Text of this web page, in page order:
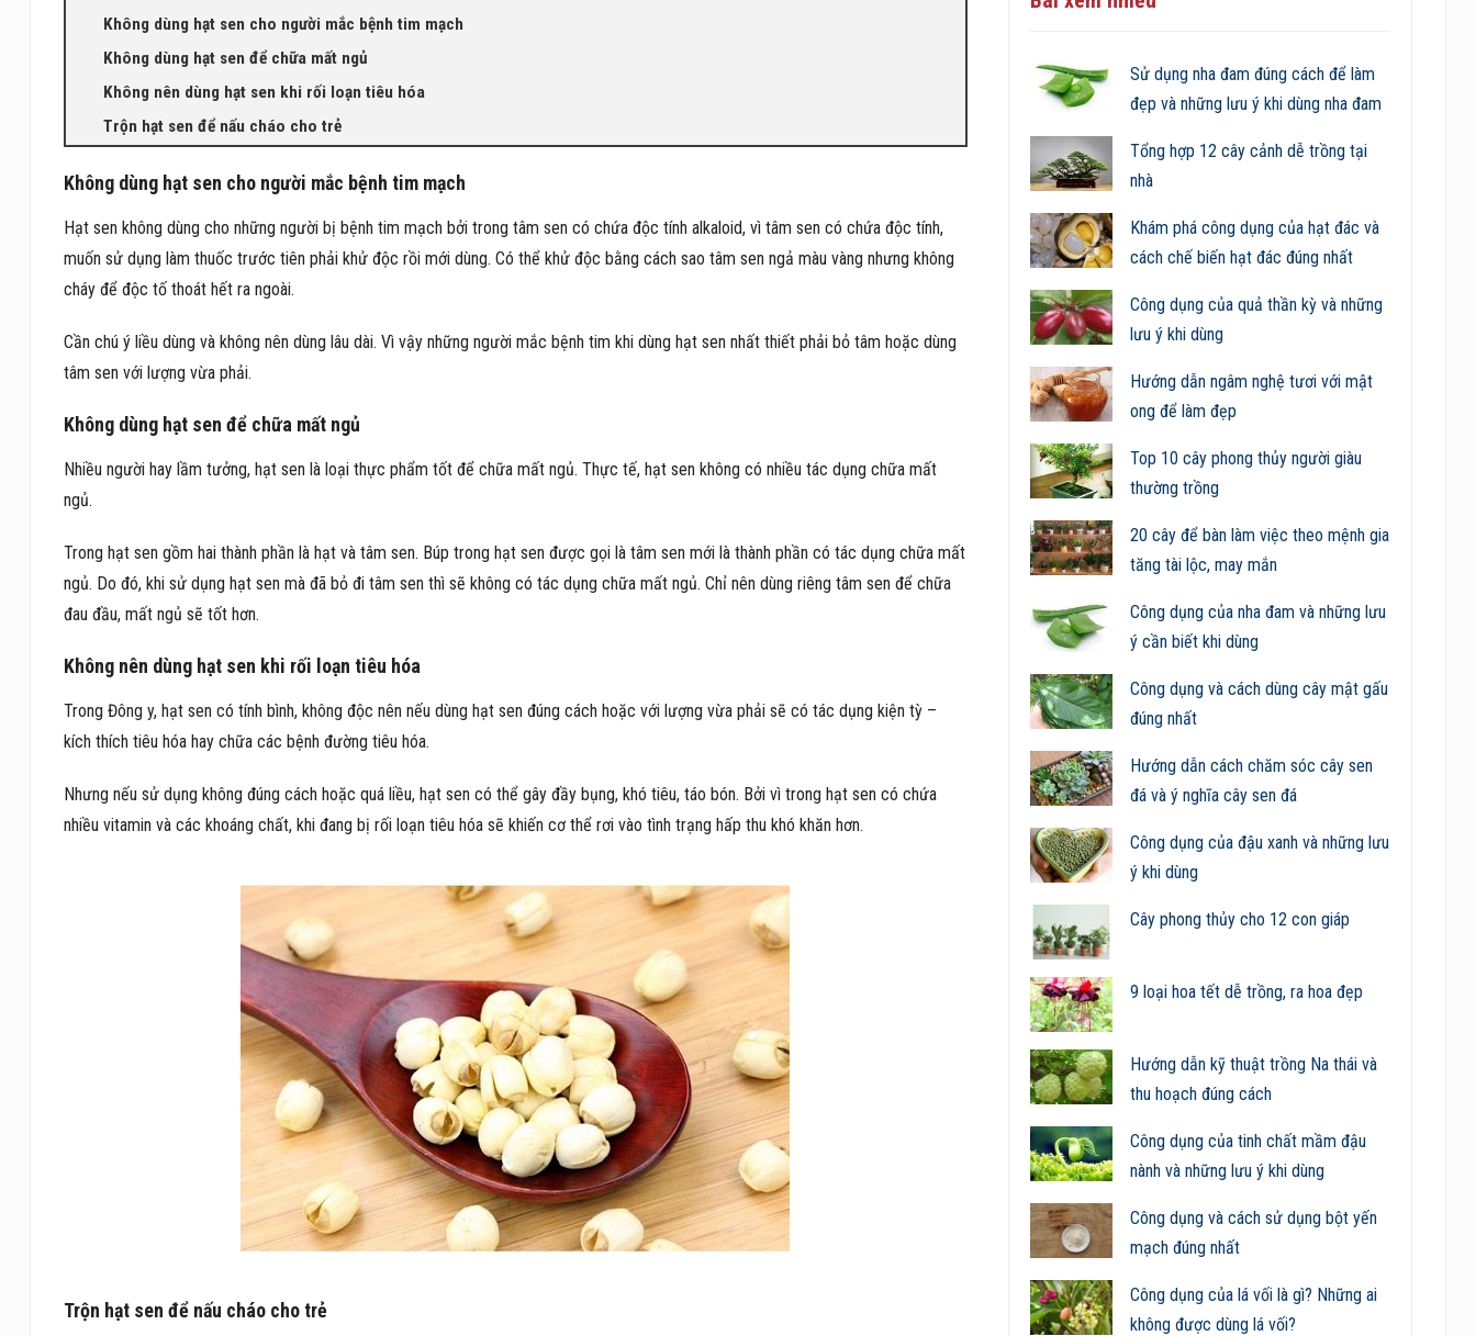
Không dùng hạt sen cho người mắc bệnh tim mạch
Không dùng hạt sen để chữa mất ngủ
Không nên dùng hạt sen khi rối loạn tiêu hóa
Trộn hạt sen để nấu cháo cho trẻ
Không dùng hạt sen cho người mắc bệnh tim mạch
Hạt sen không dùng cho những người bị bệnh tim mạch bởi trong tâm sen có chứa độc tính alkaloid, vì tâm sen có chứa độc tính,
muốn sử dụng làm thuốc trước tiên phải khử độc rồi mới dùng. Có thể khử độc bằng cách sao tâm sen ngả màu vàng nhưng không
cháy để độc tố thoát hết ra ngoài.
Cần chú ý liều dùng và không nên dùng lâu dài. Vì vậy những người mắc bệnh tim khi dùng hạt sen nhất thiết phải bỏ tâm hoặc dùng
tâm sen với lượng vừa phải.
Không dùng hạt sen để chữa mất ngủ
Nhiều người hay lầm tưởng, hạt sen là loại thực phẩm tốt để chữa mất ngủ. Thực tế, hạt sen không có nhiều tác dụng chữa mất
ngủ.
Trong hạt sen gồm hai thành phần là hạt và tâm sen. Búp trong hạt sen được gọi là tâm sen mới là thành phần có tác dụng chữa mất
ngủ. Do đó, khi sử dụng hạt sen mà đã bỏ đi tâm sen thì sẽ không có tác dụng chữa mất ngủ. Chỉ nên dùng riêng tâm sen để chữa
đau đầu, mất ngủ sẽ tốt hơn.
Không nên dùng hạt sen khi rối loạn tiêu hóa
Trong Đông y, hạt sen có tính bình, không độc nên nếu dùng hạt sen đúng cách hoặc với lượng vừa phải sẽ có tác dụng kiện tỳ –
kích thích tiêu hóa hay chữa các bệnh đường tiêu hóa.
Nhưng nếu sử dụng không đúng cách hoặc quá liều, hạt sen có thể gây đầy bụng, khó tiêu, táo bón. Bởi vì trong hạt sen có chứa
nhiều vitamin và các khoáng chất, khi đang bị rối loạn tiêu hóa sẽ khiến cơ thể rơi vào tình trạng hấp thu khó khăn hơn.
Trộn hạt sen để nấu cháo cho trẻ
Sử dụng nha đam đúng cách để làm
đẹp và những lưu ý khi dùng nha đam
Tổng hợp 12 cây cảnh dễ trồng tại
nhà
Khám phá công dụng của hạt đác và
cách chế biến hạt đác đúng nhất
Công dụng của quả thần kỳ và những
lưu ý khi dùng
Hướng dẫn ngâm nghệ tươi với mật
ong để làm đẹp
Top 10 cây phong thủy người giàu
thường trồng
20 cây để bàn làm việc theo mệnh gia
tăng tài lộc, may mắn
Công dụng của nha đam và những lưu
ý cần biết khi dùng
Công dụng và cách dùng cây mật gấu
đúng nhất
Hướng dẫn cách chăm sóc cây sen
đá và ý nghĩa cây sen đá
Công dụng của đậu xanh và những lưu
ý khi dùng
Cây phong thủy cho 12 con giáp
9 loại hoa tết dễ trồng, ra hoa đẹp
Hướng dẫn kỹ thuật trồng Na thái và
thu hoạch đúng cách
Công dụng của tinh chất mầm đậu
nành và những lưu ý khi dùng
Công dụng và cách sử dụng bột yến
mạch đúng nhất
Công dụng của lá vối là gì? Những ai
không được dùng lá vối?